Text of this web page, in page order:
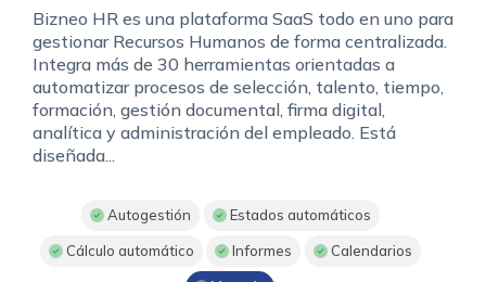
Bizneo HR es una plataforma SaaS todo en uno para
gestionar Recursos Humanos de forma centralizada.
Integra más de 30 herramientas orientadas a
automatizar procesos de selección, talento, tiempo,
formación, gestión documental, firma digital,
analítica y administración del empleado. Está
diseñada...
Autogestión Estados automáticos
Cálculo automático Informes Calendarios